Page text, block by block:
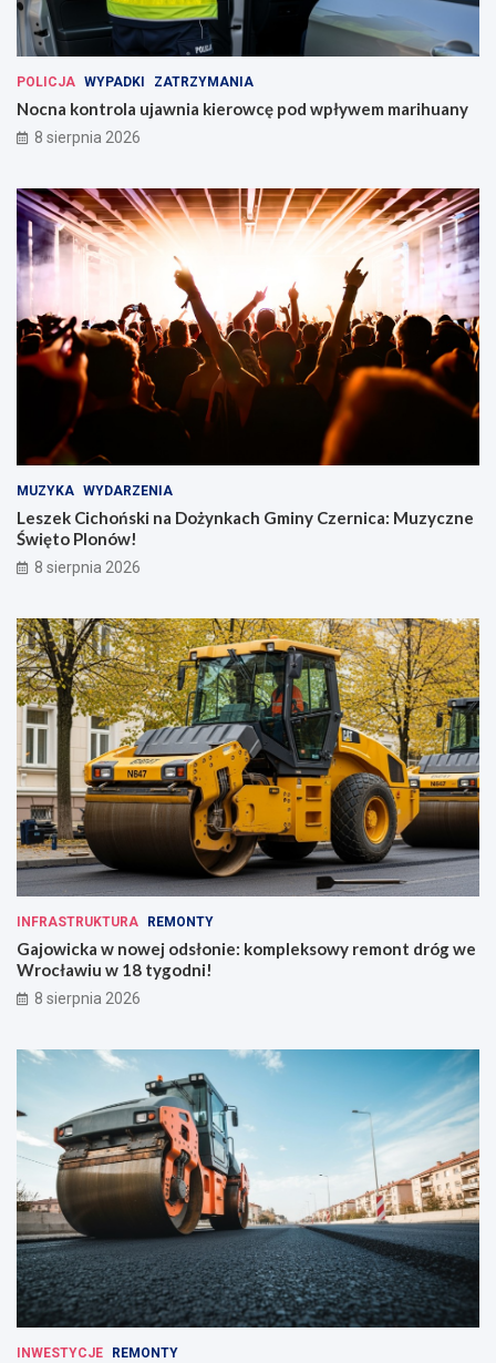
POLICJA WYPADKI ZATRZYMANIA
Nocna kontrola ujawnia kierowcę pod wpływem marihuany
8 sierpnia 2026
MUZYKA WYDARZENIA
Leszek Cichoński na Dożynkach Gminy Czernica: Muzyczne
Święto Plonów!
8 sierpnia 2026
INFRASTRUKTURA REMONTY
Gajowicka w nowej odsłonie: kompleksowy remont dróg we
Wrocławiu w 18 tygodni!
8 sierpnia 2026
INWESTYCJE REMONTY